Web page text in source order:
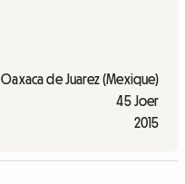
Oaxaca de Juarez (Mexique)
45 Joer
2015